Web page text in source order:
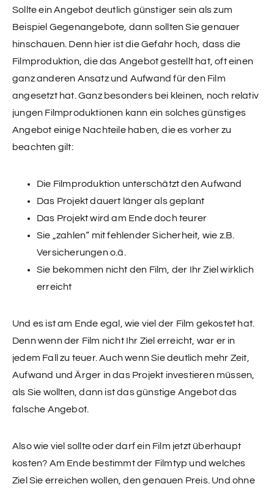
Sollte ein Angebot deutlich günstiger sein als zum
Beispiel Gegenangebote, dann sollten Sie genauer
hinschauen. Denn hier ist die Gefahr hoch, dass die
Filmproduktion, die das Angebot gestellt hat, oft einen
ganz anderen Ansatz und Aufwand für den Film
angesetzt hat. Ganz besonders bei kleinen, noch relativ
jungen Filmproduktionen kann ein solches günstiges
Angebot einige Nachteile haben, die es vorher zu
beachten gilt:
Die Filmproduktion unterschätzt den Aufwand
Das Projekt dauert länger als geplant
Das Projekt wird am Ende doch teurer
Sie „zahlen“ mit fehlender Sicherheit, wie z.B.
Versicherungen o.ä.
Sie bekommen nicht den Film, der Ihr Ziel wirklich
erreicht
Und es ist am Ende egal, wie viel der Film gekostet hat.
Denn wenn der Film nicht Ihr Ziel erreicht, war er in
jedem Fall zu teuer. Auch wenn Sie deutlich mehr Zeit,
Aufwand und Ärger in das Projekt investieren müssen,
als Sie wollten, dann ist das günstige Angebot das
falsche Angebot.
Also wie viel sollte oder darf ein Film jetzt überhaupt
kosten? Am Ende bestimmt der Filmtyp und welches
Ziel Sie erreichen wollen, den genauen Preis. Und ohne